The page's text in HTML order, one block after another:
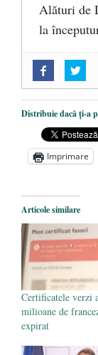
Alături de
la
O
COP30
Alegeri
Distribuie dacă ți-a
Imprimare
Articole similare
Certificatele verzi
milioane de
expirat